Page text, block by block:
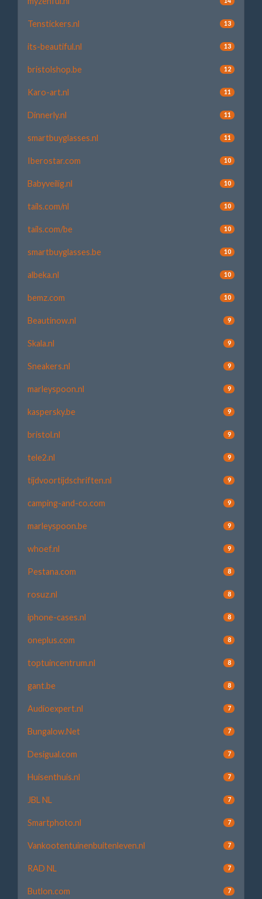
Tenstickers.nl 13
its-beautiful.nl 13
bristolshop.be 12
Karo-art.nl 11
Dinnerly.nl 11
smartbuyglasses.nl 11
Iberostar.com 10
Babyveilig.nl 10
tails.com/nl 10
tails.com/be 10
smartbuyglasses.be 10
albeka.nl 10
bemz.com 10
Beautinow.nl 9
Skala.nl 9
Sneakers.nl 9
marleyspoon.nl 9
kaspersky.be 9
bristol.nl 9
tele2.nl 9
tijdvoortijdschriften.nl 9
camping-and-co.com 9
marleyspoon.be 9
whoef.nl 9
Pestana.com 8
rosuz.nl 8
iphone-cases.nl 8
oneplus.com 8
toptuincentrum.nl 8
gant.be 8
Audioexpert.nl 7
Bungalow.Net 7
Desigual.com 7
Huisenthuis.nl 7
JBL NL 7
Smartphoto.nl 7
Vankootentuinenbuitenleven.nl 7
RAD NL 7
Butlon.com 7